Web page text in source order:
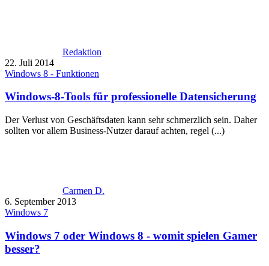
Redaktion
22. Juli 2014
Windows 8 - Funktionen
Windows-8-Tools für professionelle Datensicherung
Der Verlust von Geschäftsdaten kann sehr schmerzlich sein. Daher
sollten vor allem Business-Nutzer darauf achten, regel (...)
Carmen D.
6. September 2013
Windows 7
Windows 7 oder Windows 8 - womit spielen Gamer
besser?